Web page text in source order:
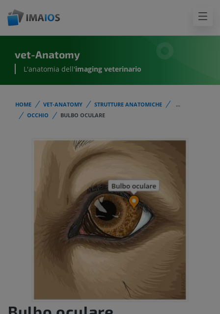
vet-Anatomy
L'anatomia dell'imaging veterinario
HOME VET-ANATOMY STRUTTURE ANATOMICHE
...
OCCHIO
BULBO OCULARE